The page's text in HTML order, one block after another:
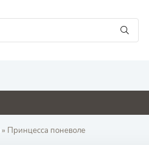
0 0
» Принцесса поневоле